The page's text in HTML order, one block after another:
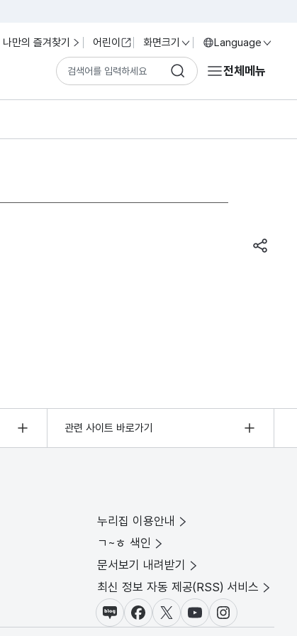
나만의 즐겨찾기 어린이 화면크기 Language
전체메뉴
관련 사이트 바로가기
누리집 이용안내
ㄱ~ㅎ 색인
문서보기 내려받기
최신 정보 자동 제공(RSS) 서비스
블로그페이스북X(트위터)
유튜브인스타그램